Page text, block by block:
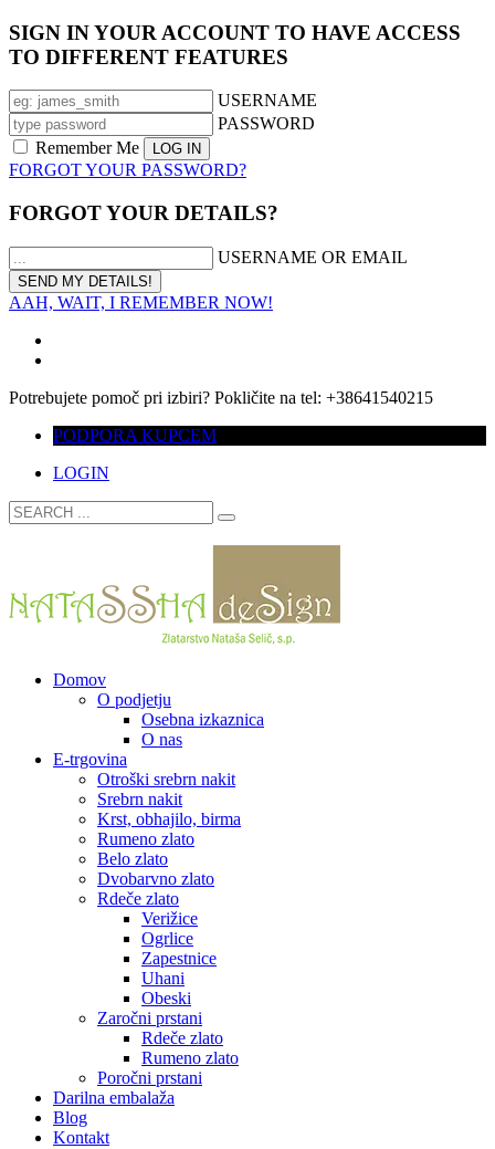
SIGN IN YOUR ACCOUNT TO HAVE ACCESS
TO DIFFERENT FEATURES
USERNAME
PASSWORD
Remember Me
FORGOT YOUR PASSWORD?
FORGOT YOUR DETAILS?
USERNAME OR EMAIL
AAH, WAIT, I REMEMBER NOW!
Potrebujete pomoč pri izbiri? Pokličite na tel: +38641540215
PODPORA KUPCEM
LOGIN
Domov
O podjetju
Osebna izkaznica
O nas
E-trgovina
Otroški srebrn nakit
Srebrn nakit
Krst, obhajilo, birma
Rumeno zlato
Belo zlato
Dvobarvno zlato
Rdeče zlato
Verižice
Ogrlice
Zapestnice
Uhani
Obeski
Zaročni prstani
Rdeče zlato
Rumeno zlato
Poročni prstani
Darilna embalaža
Blog
Kontakt